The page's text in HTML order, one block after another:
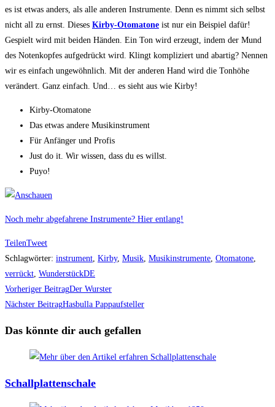
es ist etwas anders, als alle anderen Instrumente. Denn es nimmt sich selbst
nicht all zu ernst. Dieses Kirby-Otomatone ist nur ein Beispiel dafür!
Gespielt wird mit beiden Händen. Ein Ton wird erzeugt, indem der Mund
des Notenkopfes aufgedrückt wird. Klingt kompliziert und abartig? Nennen
wir es einfach ungewöhnlich. Mit der anderen Hand wird die Tonhöhe
verändert. Ganz einfach. Und… es sieht aus wie Kirby!
Kirby-Otomatone
Das etwas andere Musikinstrument
Für Anfänger und Profis
Just do it. Wir wissen, dass du es willst.
Puyo!
Noch mehr abgefahrene Instrumente? Hier entlang!
TeilenTweet
Schlagwörter: instrument, Kirby, Musik, Musikinstrumente, Otomatone,
verrückt, WunderstückDE
Weitere
Artikel
ansehen
Vorheriger BeitragDer Wurster
Nächster BeitragHasbulla Pappaufsteller
Das könnte dir auch gefallen
Schallplattenschale